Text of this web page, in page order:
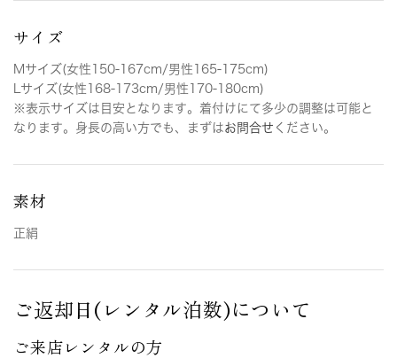
サイズ
Mサイズ(女性150-167cm/男性165-175cm)
Lサイズ(女性168-173cm/男性170-180cm)
※表示サイズは目安となります。着付けにて多少の調整は可能と
なります。身長の高い方でも、まずはお問合せ ください。
素材
正絹
ご返却日(レンタル泊数)について
ご来店レンタルの方